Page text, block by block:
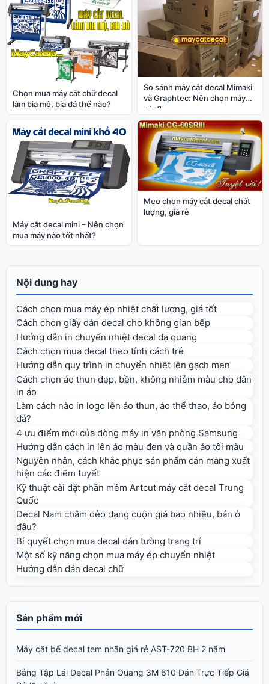
Chọn mua máy cắt chữ decal
làm bia mộ, bia đá thế nào?
So sánh máy cắt decal Mimaki
và Graphtec: Nên chọn máy
nào?
Máy cắt decal mini – Nên chọn
mua máy nào tốt nhất?
Mẹo chọn máy cắt decal chất
lượng, giá rẻ
Nội dung hay
Cách chọn mua máy ép nhiệt chất lượng, giá tốt
Cách chọn giấy dán decal cho không gian bếp
Hướng dẫn in chuyển nhiệt decal dạ quang
Cách chọn mua decal theo tính cách trẻ
Hướng dẫn quy trình in chuyển nhiệt lên gạch men
Cách chọn áo thun đẹp, bền, không nhiễm màu cho dân
in áo
Làm cách nào in logo lên áo thun, áo thể thao, áo bóng
đá?
4 ưu điểm mới của dòng máy in văn phòng Samsung
Hướng dẫn cách in lên áo màu đen và quần áo tối màu
Nguyên nhân, cách khắc phục sản phẩm cán màng xuất
hiện các điểm tuyết
Kỹ thuật cài đặt phần mềm Artcut máy cắt decal Trung
Quốc
Decal Nam châm dẻo dạng cuộn giá bao nhiêu, bán ở
đâu?
Bí quyết chọn mua decal dán tường trang trí
Một số kỹ năng chọn mua máy ép chuyển nhiệt
Hướng dẫn dán decal chữ
Sản phẩm mới
Máy cắt bế decal tem nhãn giá rẻ AST-720 BH 2 năm
Bảng Tập Lái Decal Phản Quang 3M 610 Dán Trực Tiếp Giá